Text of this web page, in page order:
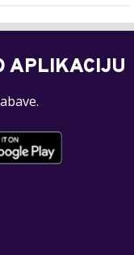
APLIKACIJU